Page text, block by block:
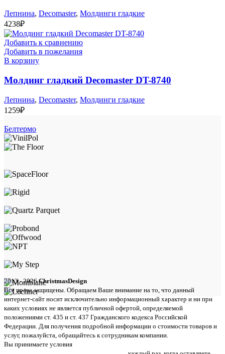
Лепнина, Decomaster, Молдинги гладкие
4238₽
Добавить к сравнению
Добавить в пожелания
В корзину
Молдинг гладкий Decomaster DT-8740
Лепнина, Decomaster, Молдинги гладкие
1259₽
Белтермо
2013 - 2026ChristmasDesign
Все права защищены. Обращаем Ваше внимание на то, что данный
интернет-сайт носит исключительно информационный характер и ни при
каких условиях не является публичной офертой, определяемой
положениями ст. 435 и ст. 437 Гражданского кодекса Российской
Федерации. Для получения подробной информации о стоимости товаров и
услуг, пожалуйста, обращайтесь к сотрудникам компании.
Вы принимаете условия